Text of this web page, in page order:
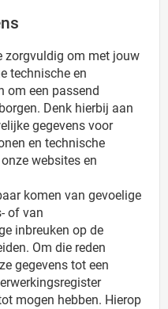
zorgvuldig om met jouw
technische en
om een passend
Denk hierbij aan
gegevens voor
en technische
websites en
komen van gevoelige
of van
inbreuken op de
Om die reden
gegevens tot een
mogen hebben. Hierop